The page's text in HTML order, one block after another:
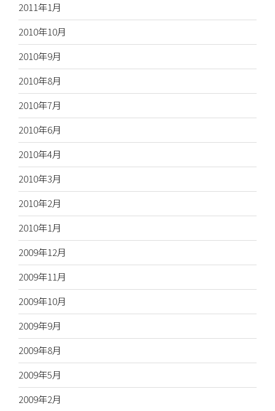
2011年1月
2010年10月
2010年9月
2010年8月
2010年7月
2010年6月
2010年4月
2010年3月
2010年2月
2010年1月
2009年12月
2009年11月
2009年10月
2009年9月
2009年8月
2009年5月
2009年2月